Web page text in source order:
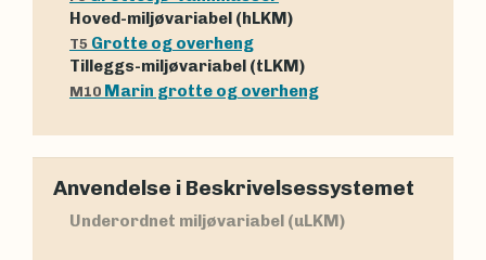
Hoved-miljøvariabel (hLKM)
T5 Grotte og overheng
Tilleggs-miljøvariabel (tLKM)
M10 Marin grotte og overheng
Anvendelse i Beskrivelsessystemet
Underordnet miljøvariabel (uLKM)